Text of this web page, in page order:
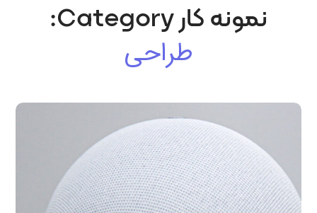
نمونه کار Category:
طراحی